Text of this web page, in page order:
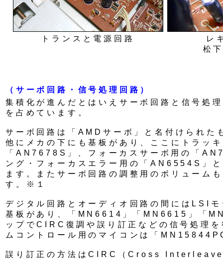
トランスと電源回路
レ
松
（サーボ回路・信号処理回路）
集積化が進んだとはいえサーボ回路と信号処
を占めています。
サーボ回路は「AMDサーボ」と名付けられた
他にメカの下にも基板があり、ここにトラッ
「AN7678S」、フォーカスサーボ用の「
ング・フォーカスエラー用の「AN6554S」
ます。またサーボ回路の調整用のボリューム
す。※１
デジタル回路とオーディオ回路の間にはLSI
基板があり、「MN6614」「MN6615」「
ップでCIRC復調や誤り訂正などの信号処理
ムコントロール用のマイコンは「
誤り訂正の方法はCIRC（Cross